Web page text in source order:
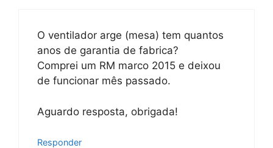
O ventilador arge (mesa) tem quantos
anos de garantia de fabrica?
Comprei um RM marco 2015 e deixou
de funcionar mês passado.
Aguardo resposta, obrigada!
Responder